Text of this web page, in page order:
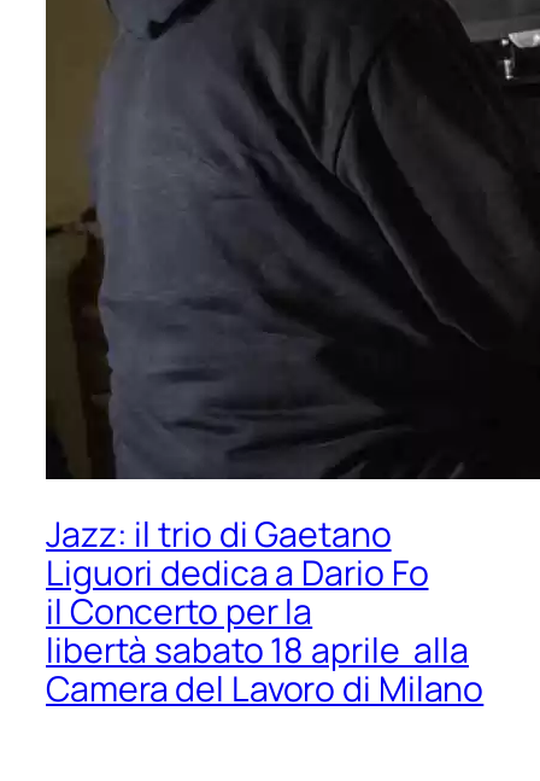
Jazz: il trio di Gaetano
Liguori dedica a Dario Fo
il Concerto per la
libertà sabato 18 aprile alla
Camera del Lavoro di Milano